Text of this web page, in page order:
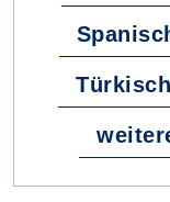
Türkisch